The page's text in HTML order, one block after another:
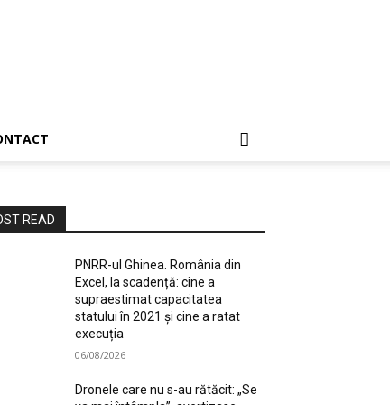
READ
PNRR-ul Ghinea. România din
Excel, la scadență: cine a
supraestimat capacitatea
statului în 2021 și cine a ratat
execuția
06/08/2026
Dronele care nu s-au rătăcit: „Se